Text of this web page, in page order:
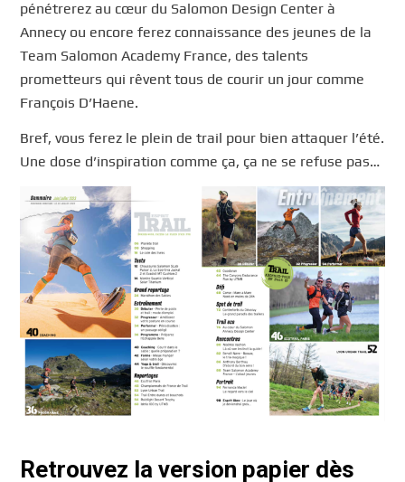
pénétrerez au cœur du Salomon Design Center à
Annecy ou encore ferez connaissance des jeunes de la
Team Salomon Academy France, des talents
prometteurs qui rêvent tous de courir un jour comme
François D’Haene.
Bref, vous ferez le plein de trail pour bien attaquer l’été.
Une dose d’inspiration comme ça, ça ne se refuse pas…
Retrouvez la version papier dès